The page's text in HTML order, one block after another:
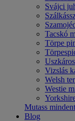
Svájci
Tacskó
Törpe
Vizslás
Welsh
Westie
Mutass
Blog